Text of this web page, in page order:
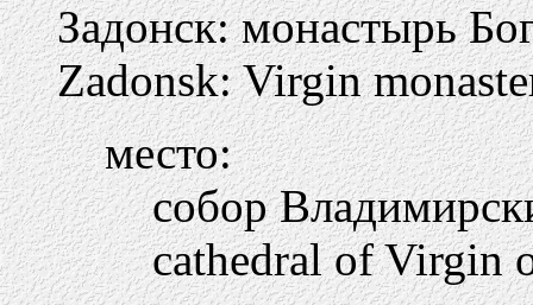
Задонск: монастырь
Zadonsk: Virgin
место:
собор
cathedral of Virgin